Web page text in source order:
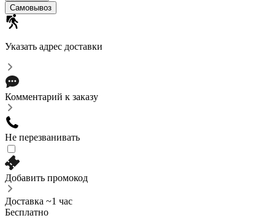
Самовывоз
Указать адрес доставки
Комментарий к заказу
Не перезванивать
Добавить промокод
Доставка ~1 час
Бесплатно